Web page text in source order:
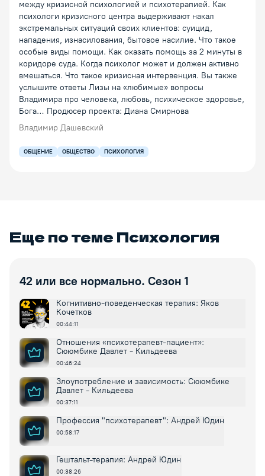
между кризисной психологией и психотерапией. Как
психологи кризисного центра выдерживают накал
экстремальных ситуаций своих клиентов: суицид,
нападения, изнасилования, бытовое насилие. Что такое
особые виды помощи. Как оказать помощь за 2 минуты в
коридоре суда. Когда психолог может и должен активно
вмешаться. Что такое кризисная интервенция. Вы также
услышите ответы Лизы на «любимые» вопросы
Владимира про человека, любовь, психическое здоровье,
Бога… Продюсер проекта: Диана Смирнова
Владимир Дашевский
ОБЩЕНИЕ ОБЩЕСТВО ПСИХОЛОГИЯ
Еще по теме Психология
42 или все нормально. Сезон 1
Когнитивно-поведенческая терапия: Яков
Кочетков
00:44:11
Отношения «психотерапевт-пациент»:
Сююмбике Давлет - Кильдеева
00:46:24
Злоупотребление и зависимость: Сююмбике
Давлет - Кильдеева
00:37:11
Профессия "психотерапевт": Андрей Юдин
00:58:17
Гештальт-терапия: Андрей Юдин
00:38:26